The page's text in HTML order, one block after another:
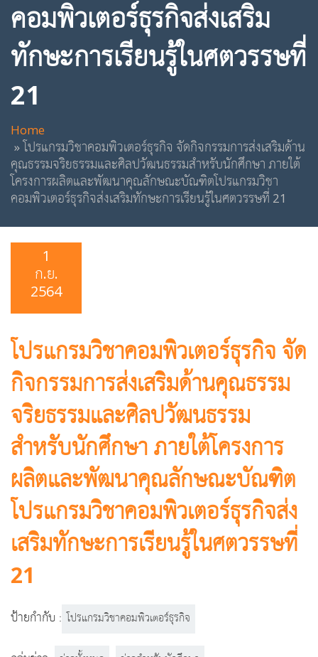
คอมพิวเตอร์ธุรกิจส่งเสริม
ทักษะการเรียนรู้ในศตวรรษที่
21
Home
โปรแกรมวิชาคอมพิวเตอร์ธุรกิจ จัดกิจกรรมการส่งเสริมด้าน
คุณธรรมจริยธรรมและศิลปวัฒนธรรมสำหรับนักศึกษา ภายใต้
โครงการผลิตและพัฒนาคุณลักษณะบัณฑิตโปรแกรมวิชา
คอมพิวเตอร์ธุรกิจส่งเสริมทักษะการเรียนรู้ในศตวรรษที่ 21
1
ก.ย.
2564
โปรแกรมวิชาคอมพิวเตอร์ธุรกิจ จัด
กิจกรรมการส่งเสริมด้านคุณธรรม
จริยธรรมและศิลปวัฒนธรรม
สำหรับนักศึกษา ภายใต้โครงการ
ผลิตและพัฒนาคุณลักษณะบัณฑิต
โปรแกรมวิชาคอมพิวเตอร์ธุรกิจส่ง
เสริมทักษะการเรียนรู้ในศตวรรษที่
21
ป้ายกำกับ : โปรแกรมวิชาคอมพิวเตอร์ธุรกิจ